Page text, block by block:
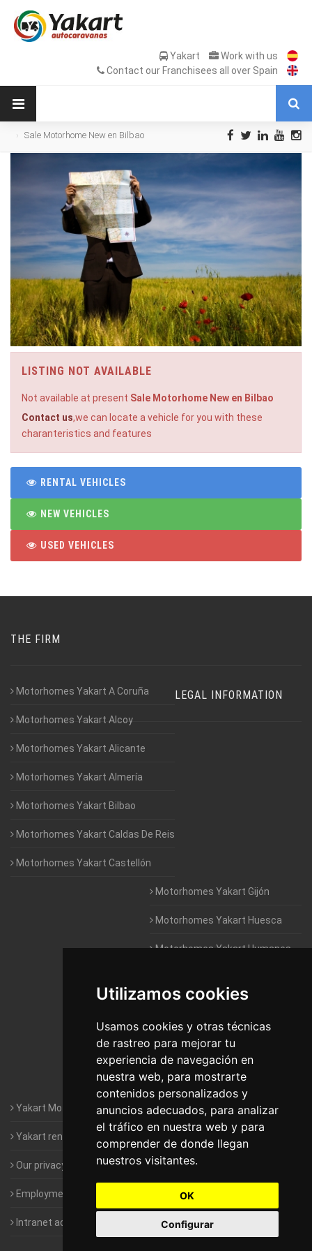
Utilizamos cookies
Usamos cookies y otras técnicas
de rastreo para mejorar tu
experiencia de navegación en
nuestra web, para mostrarte
contenidos personalizados y
anuncios adecuados, para analizar
el tráfico en nuestra web y para
comprender de donde llegan
nuestros visitantes.
OK
Configurar
Yakart
Work with us
Contact our Franchisees all over Spain
Sale Motorhome New en Bilbao
LISTING NOT AVAILABLE
Not available at present Sale Motorhome New en Bilbao
Contact us,we can locate a vehicle for you with these
charanteristics and features
RENTAL VEHICLES
NEW VEHICLES
USED VEHICLES
THE FIRM
Motorhomes Yakart A Coruña
Motorhomes Yakart Alcoy
Motorhomes Yakart Alicante
Motorhomes Yakart Almería
Motorhomes Yakart Bilbao
Motorhomes Yakart Caldas De Reis
Motorhomes Yakart Castellón
Motorhomes Yakart Gijón
Motorhomes Yakart Huesca
Motorhomes Yakart Humanes
Motorhomes Yakart Jaén
Motorhomes Yakart Lugo
Motorhomes Yakart Valencia
Motorhomes Yakart Vitoria
LEGAL INFORMATION
Yakart Motorhomes : The Company
Yakart rental conditions
Our privacy policy
Employment- Work with us
Intranet access for Franchisees